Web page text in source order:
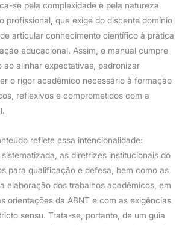
se pela complexidade e pela natureza
profissional, que exige do discente domínio
articular conhecimento científico à prática
educacional. Assim, o manual cumpre
ao alinhar expectativas, padronizar
o rigor acadêmico necessário à formação
reflexivos e comprometidos com a
reflete essa intencionalidade:
as diretrizes institucionais do
para qualificação e defesa, bem como as
elaboração dos trabalhos acadêmicos, em
orientações da ABNT e com as exigências
sensu. Trata-se, portanto, de um guia